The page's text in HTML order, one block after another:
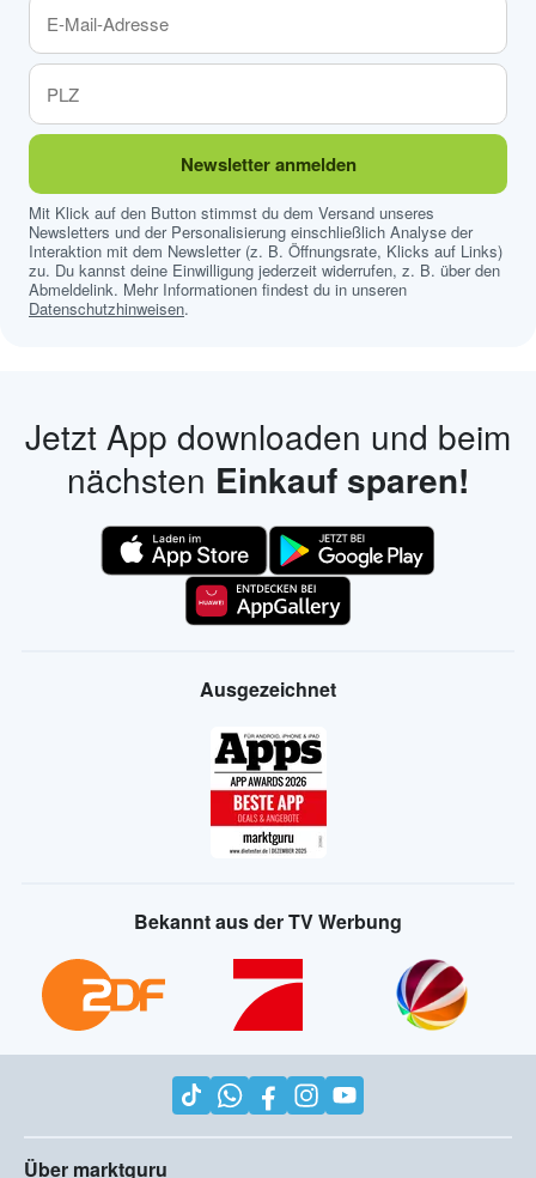
Newsletter anmelden
Mit Klick auf den Button stimmst du dem Versand unseres
Newsletters und der Personalisierung einschließlich Analyse der
Interaktion mit dem Newsletter (z. B. Öffnungsrate, Klicks auf Links)
zu. Du kannst deine Einwilligung jederzeit widerrufen, z. B. über den
Abmeldelink. Mehr Informationen findest du in unseren
Datenschutzhinweisen.
Jetzt App downloaden und beim
nächsten Einkauf sparen!
Ausgezeichnet
Bekannt aus der TV Werbung
Über marktguru